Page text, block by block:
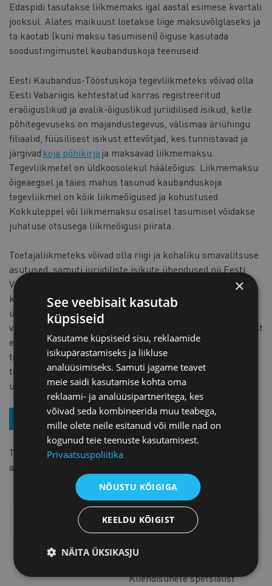
Edaspidi tasutakse liikmemaks igal aastal esimese kvartali
jooksul. Alates maikuust loetakse liige maksuvõlglaseks ja
ta kaotab (kuni maksu tasumiseni) õiguse kasutada
soodustingimustel kaubanduskoja teenuseid.
Eesti Kaubandus-Tööstuskoja tegevliikmeteks võivad olla
Eesti Vabariigis kehtestatud korras registreeritud
eraõiguslikud ja avalik-õiguslikud juriidilised isikud, kelle
põhitegevuseks on majandustegevus, välismaa äriühingu
filiaalid, füüsilisest isikust ettevõtjad, kes tunnistavad ja
järgivad koja põhikirja ja maksavad liikmemaksu.
Tegevliikmetel on üldkoosolekul hääleõigus. Liikmemaksu
õigeaegsel ja täies mahus tasunud kaubanduskoja
tegevliikmel on kõik liikmeõigused ja kohustused.
Kokkuleppel või liikmemaksu osalisel tasumisel võidakse
juhatuse otsusega liikmeõigusi piirata.
Toetajaliikmeteks võivad olla riigi ja kohaliku omavalitsuse
asutused, samuti juriidiliste isikute ühendused nii Eesti
Vabariigis kui välisriikides, kes on huvitatud koostööst
kaubanduskojaga, nõustuvad koja eesmärkide ja
ülesannetega ja kes kaubanduskoja tegevusele aineliselt
või tegudega kaasa aitavad. Toetajaliikmel ei ole hääleõigust
ega kohustust tasuda liikmemaksu täies mahus. Muud
tegevliikme õigused ja liikmete kohustused laienevad
toetajaliikmele Kaubanduskoja juhatuse poolt ettenähtud
ulatuses ja korras.
TULE LIIKMEKS JUBA TÄNA, TÄIDA ANKEET
Toetajaliikmeks soovijalpalume täita ankeet
aadressile
LISAINFO
Marju Raavel
Kliendisuhete spetsialist
×
See veebisait kasutab
küpsiseid
Kasutame küpsiseid sisu, reklaamide
isikupärastamiseks ja liikluse
analüüsimiseks. Samuti jagame teavet
meie saidi kasutamise kohta oma
reklaami- ja analüüsipartneritega, kes
võivad seda kombineerida muu teabega,
mille olete neile esitanud või mille nad on
kogunud teie teenuste kasutamisest.
Privaatsuspoliitika
NÕUSTU KÕIGIGA
KEELDU KÕIGIST
NÄITA ÜKSIKASJU